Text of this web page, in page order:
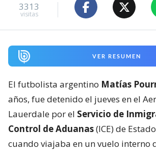
3313
visitas
VER RESUMEN
El futbolista argentino Matías
años, fue detenido el jueves en el
Lauerdale por el Servicio de
Control de Aduanas(ICE) de
cuando viajaba en un vuelo interno